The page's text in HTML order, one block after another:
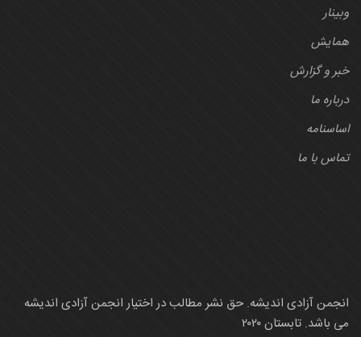
وبینار
همایش
خبر و گزارش
درباره ما
اساسنامه
تماس با ما
انجمن آزادی اندیشه. حق نشر مطالب در اختیار انجمن آزادی اندیشه
می باشد. تابستان ۲۰۲۰